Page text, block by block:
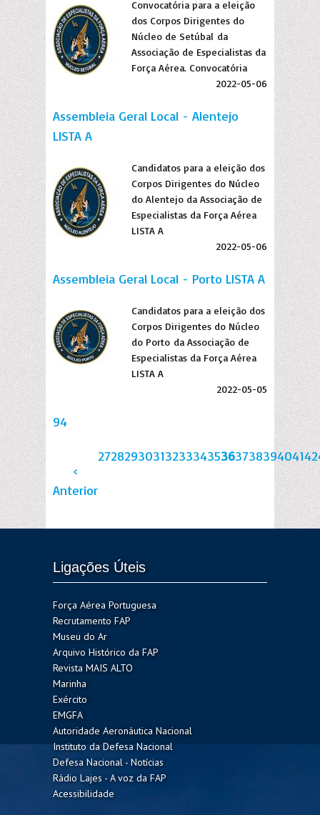
Convocatória para a eleição
dos Corpos Dirigentes do
Núcleo de Setúbal da
Associação de Especialistas da
Força Aérea. Convocatória
2022-05-06
Assembleia Geral Local - Alentejo
LISTA A
Candidatos para a eleição dos
Corpos Dirigentes do Núcleo
do Alentejo da Associação de
Especialistas da Força Aérea
LISTA A
2022-05-06
Assembleia Geral Local - Porto LISTA A
Candidatos para a eleição dos
Corpos Dirigentes do Núcleo
do Porto da Associação de
Especialistas da Força Aérea
LISTA A
2022-05-05
94
‹
Anterior
27282930313233343536373839404142
Ligações Úteis
Força Aérea Portuguesa
Recrutamento FAP
Museu do Ar
Arquivo Histórico da FAP
Revista MAIS ALTO
Marinha
Exército
EMGFA
Autoridade Aeronáutica Nacional
Instituto da Defesa Nacional
Defesa Nacional - Notícias
Rádio Lajes - A voz da FAP
Acessibilidade